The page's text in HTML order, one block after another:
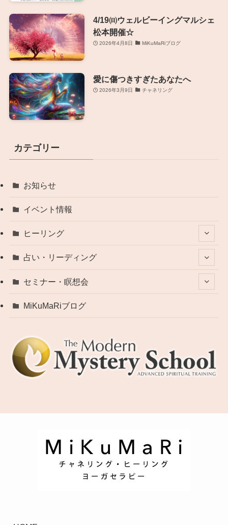
4/19㈰ウェルビーイングマルシェ
松本開催☆
2026年4月8日 MiKuMaRiブログ
愛に傷つきすぎたあなたへ
2026年3月9日 チャネリング
カテゴリー
お知らせ
イベント情報
ヒーリング
占い・リーディング
セミナー・瞑想会
MiKuMaRiブログ